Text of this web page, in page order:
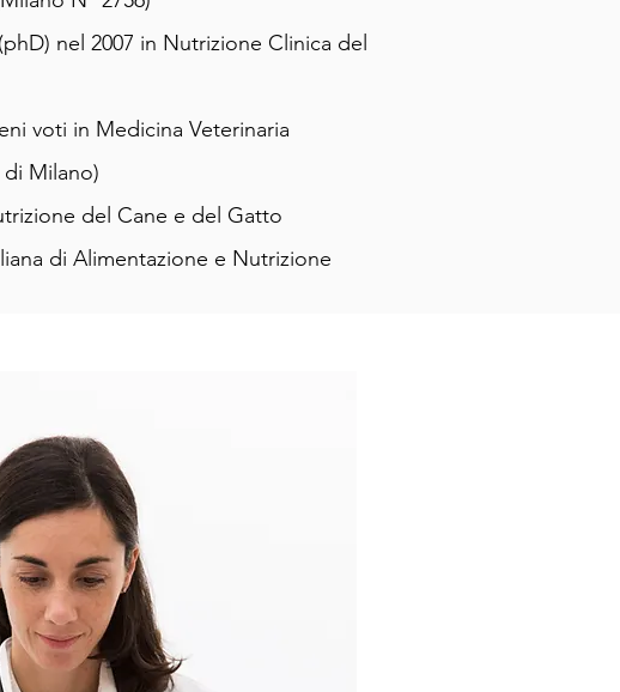
nel 2007 in Nutrizione Clinica del
voti in Medicina Veterinaria
di Milano)
del Cane e del Gatto
di Alimentazione e Nutrizione